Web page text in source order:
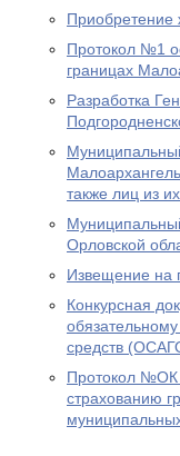
Приобретение
Протокол №1
границах
Разработка
также лиц из
Орловской
Извещение на
Конкурсная
средств
Протокол №ОК
страхованию